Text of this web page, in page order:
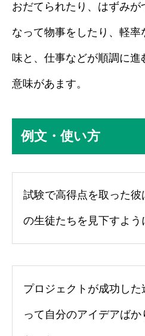
おだてられたり、はずみ
なって物事をしたり、軽
味と、仕事などが順調に進
意味があます。
例文・使い方
試験で高得点を取った
の生徒たちを見下すよう
プロジェクトが成功し
って自分のアイデアば